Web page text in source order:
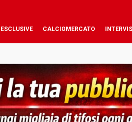
ESCLUSIVE CALCIOMERCATO